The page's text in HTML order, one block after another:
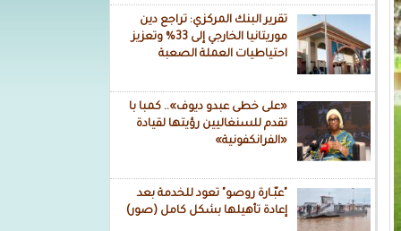
تقرير البنك المركزي: تراجع دين
موريتانيا الخارجي إلى 33% وتعزيز
احتياطيات العملة الصعبة
«على خطى عبدو ديوف».. كمبا با
تقدم للسنغاليين رؤيتها لقيادة
«الفرانكفونية»
"عبّـارة روصو" تعود للخدمة بعد
إعادة تأهيلها بشكل كامل (صور)